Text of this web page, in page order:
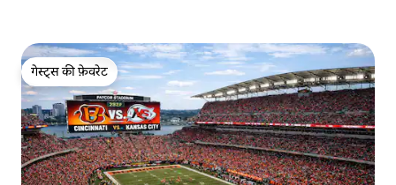
गेस्ट्स की फ़ेवरेट
गेस्ट्स की फ़ेवरेट